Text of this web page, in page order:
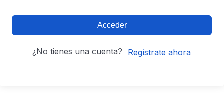
Acceder
¿No tienes una cuenta? Regístrate ahora